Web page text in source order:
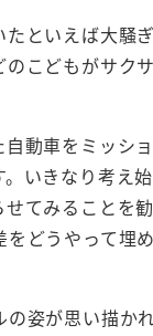
といえば大騒
こどもがサク
動車をミッシ
いきなり考え
てみることを
どうやって埋
姿が思い描か